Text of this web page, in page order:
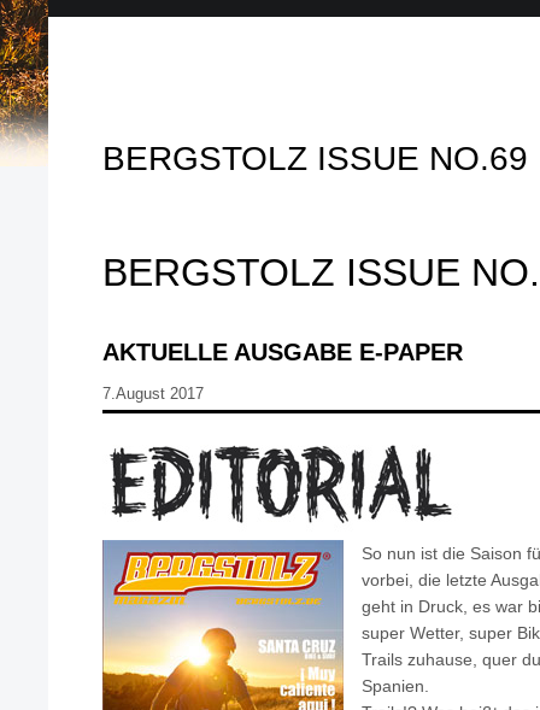
BERGSTOLZ ISSUE NO.69
BERGSTOLZ ISSUE
AKTUELLE AUSGABE E-PAPER
7.August 2017
So nun ist die Saison
vorbei, die letzte
geht in Druck, es war
super Wetter, super
Trails zuhause, quer
Spanien.